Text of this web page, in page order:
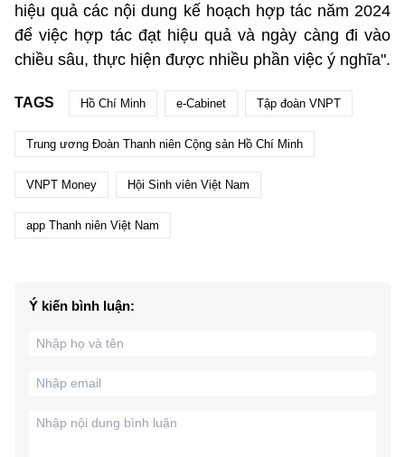
hiệu quả các nội dung kế hoạch hợp tác năm 2024
để việc hợp tác đạt hiệu quả và ngày càng đi vào
chiều sâu, thực hiện được nhiều phần việc ý nghĩa".
TAGS Hồ Chí Minh e-Cabinet Tập đoàn VNPT
Trung ương Đoàn Thanh niên Cộng sản Hồ Chí Minh
VNPT Money Hội Sinh viên Việt Nam
app Thanh niên Việt Nam
Ý kiến bình luận: